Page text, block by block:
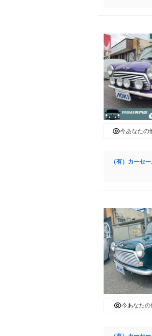
今あなたの
（有）カーセ
今あなたの